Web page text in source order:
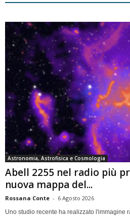
Astronomia, Astrofisica e Cosmologia
Abell 2255 nel radio più
nuova mappa del...
Rossana Conte - 6 Agosto 2026
Uno studio recente ha realizzato l'immagine